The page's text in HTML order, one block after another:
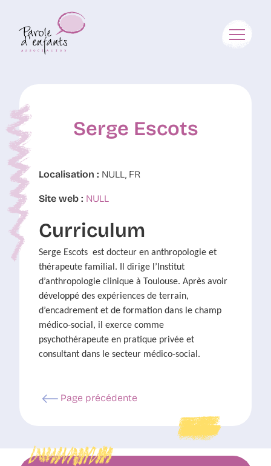
Serge Escots
Localisation : NULL, FR
Site web : NULL
Curriculum
Serge Escots est docteur en anthropologie et
thérapeute familial. Il dirige l’Institut
d’anthropologie clinique à Toulouse. Après avoir
développé des expériences de terrain,
d’encadrement et de formation dans le champ
médico-social, il exerce comme
psychothérapeute en pratique privée et
consultant dans le secteur médico-social.
Page précédente